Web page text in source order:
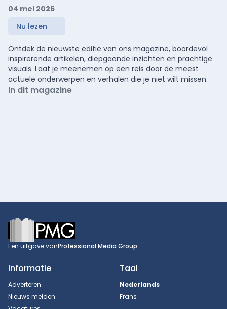
04 mei 2026
Nu lezen
Ontdek de nieuwste editie van ons magazine, boordevol
inspirerende artikelen, diepgaande inzichten en prachtige
visuals. Laat je meenemen op een reis door de meest
actuele onderwerpen en verhalen die je niet wilt missen.
In dit magazine
Footer
Een uitgave vanProfessional Media Group
Informatie
Adverteren
Nieuws melden
Taal
Nederlands
Frans